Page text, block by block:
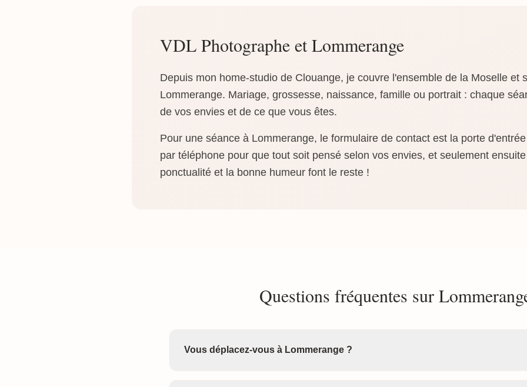
VDL Photographe et Lommerange
Depuis mon home-studio de Clouange, je couvre l'ensemble de la Moselle et
Lommerange. Mariage, grossesse, naissance, famille ou portrait : chaque
de vos envies et de ce que vous êtes.
Pour une séance à Lommerange, le formulaire de contact est la porte
par téléphone pour que tout soit pensé selon vos envies, et seulement
ponctualité et la bonne humeur font le reste !
Questions fréquentes sur
Vous déplacez-vous à Lommerange ?